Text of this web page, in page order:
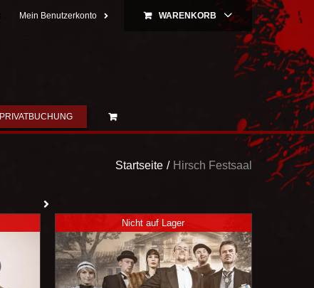
Mein Benutzerkonto WARENKORB
PRIVATBUCHUNG
Startseite Hirsch Festsaal
Nicht auf Lager